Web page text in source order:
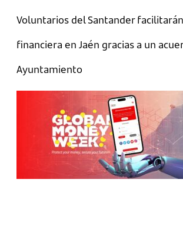
Voluntarios del Santander
financiera en Jaén gracias a un
Ayuntamiento